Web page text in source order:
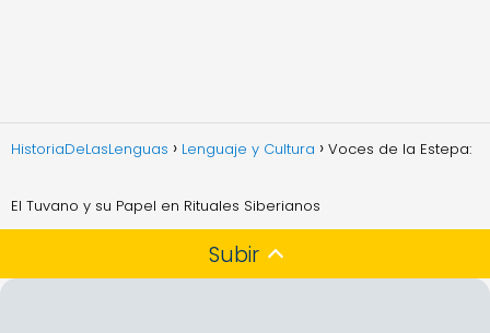
HistoriaDeLasLenguas Lenguaje y Cultura Voces de la Estepa:
El Tuvano y su Papel en Rituales Siberianos
Subir